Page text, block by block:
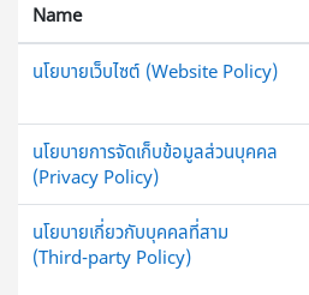
Name
นโยบายเว็บไซต์ (Website Policy)
นโยบายการจัดเก็บข้อมูลส่วนบุคคล
(Privacy Policy)
นโยบายเกี่ยวกับบุคคลที่สาม
(Third-party Policy)